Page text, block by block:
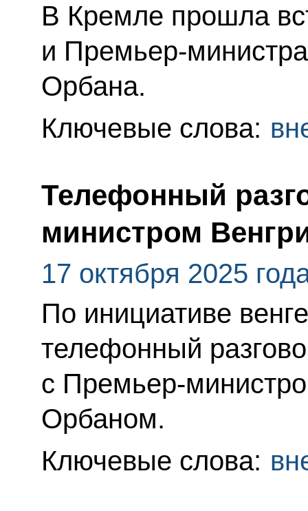
В Кремле прошла
и Премьер-
Орбана.
Ключевые слова:
Телефонный
министром
17 октября 2025
По инициативе
телефонный
с Премьер-
Орбаном.
Ключевые слова: